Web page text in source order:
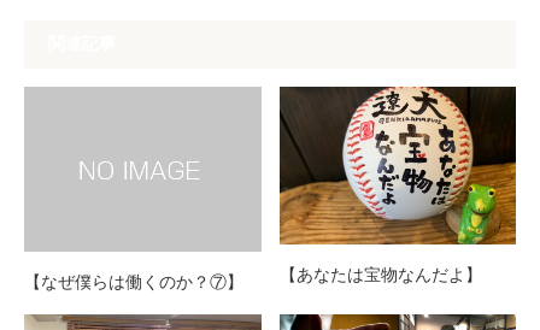
【なぜ僕らは働くのか？⑦】 【あなたは宝物なんだよ】